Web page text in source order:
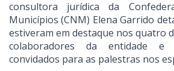
consultora jurídica da
Municípios (CNM) Elena Garrido
estiveram em destaque nos quatro
colaboradores da entidade e
convidados para as palestras nos